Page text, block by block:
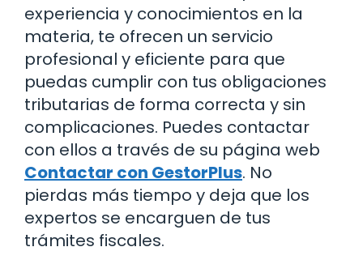
experiencia y conocimientos en la
materia, te ofrecen un servicio
profesional y eficiente para que
puedas cumplir con tus obligaciones
tributarias de forma correcta y sin
complicaciones. Puedes contactar
con ellos a través de su página web
Contactar con GestorPlus. No
pierdas más tiempo y deja que los
expertos se encarguen de tus
trámites fiscales.